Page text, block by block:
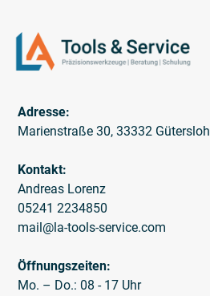
Adresse:
Marienstraße 30, 33332 Gütersloh
Kontakt:
Andreas Lorenz
05241 2234850
mail@la-tools-service.com
Öffnungszeiten:
Mo. – Do.: 08 - 17 Uhr